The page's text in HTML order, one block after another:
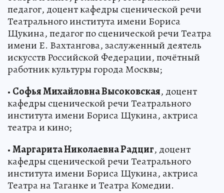
педагог, доцент кафедры сценической речи
Театрального института имени Бориса
Щукина, педагог по сценической речи Театра
имени Е. Вахтангова, заслуженный деятель
искусств Российской Федерации, почётный
работник культуры города Москвы;
• Софья Михайловна Высоковская, доцент
кафедры сценической речи Театрального
института имени Бориса Щукина, актриса
театра и кино;
•Маргарита Николаевна Радциг, доцент
кафедры сценической речи Театрального
института имени Бориса Щукина, актриса
Театра на Таганке и Театра Комедии.